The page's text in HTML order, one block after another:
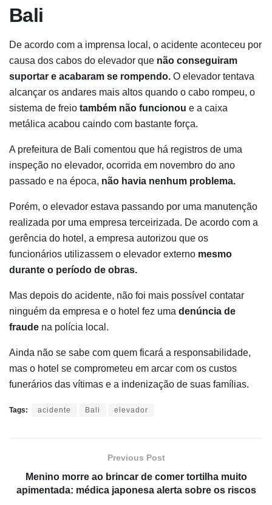
Bali
De acordo com a imprensa local, o acidente aconteceu por
causa dos cabos do elevador que não conseguiram
suportar e acabaram se rompendo. O elevador tentava
alcançar os andares mais altos quando o cabo rompeu, o
sistema de freio também não funcionou e a caixa
metálica acabou caindo com bastante força.
A prefeitura de Bali comentou que há registros de uma
inspeção no elevador, ocorrida em novembro do ano
passado e na época, não havia nenhum problema.
Porém, o elevador estava passando por uma manutenção
realizada por uma empresa terceirizada. De acordo com a
gerência do hotel, a empresa autorizou que os
funcionários utilizassem o elevador externo mesmo
durante o período de obras.
Mas depois do acidente, não foi mais possível contatar
ninguém da empresa e o hotel fez uma denúncia de
fraude na polícia local.
Ainda não se sabe com quem ficará a responsabilidade,
mas o hotel se comprometeu em arcar com os custos
funerários das vítimas e a indenização de suas famílias.
Tags: acidente Bali elevador
Previous Post
Menino morre ao brincar de comer tortilha muito
apimentada: médica japonesa alerta sobre os riscos